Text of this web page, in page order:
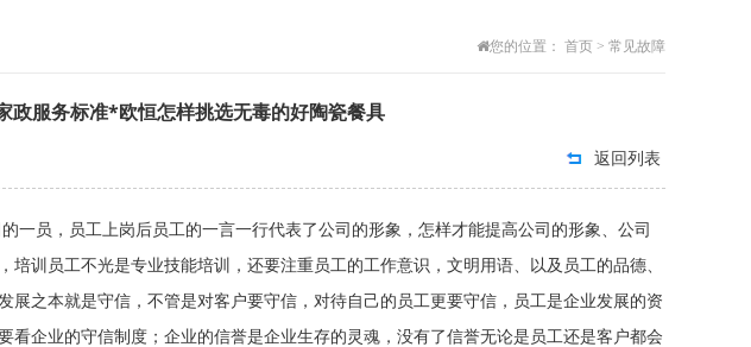
您的位置： 首页 > 常见故障
政服务标准*欧恒怎样挑选无毒的好陶瓷餐具
返回列表
一员，员工上岗后员工的一言一行代表了公司的形象，怎样才能提高公司的形象、公司
训员工不光是专业技能培训，还要注重员工的工作意识，文明用语、以及员工的品德、
之本就是守信，不管是对客户要守信，对待自己的员工更要守信，员工是企业发展的资
看企业的守信制度；企业的信誉是企业生存的灵魂，没有了信誉无论是员工还是客户都会